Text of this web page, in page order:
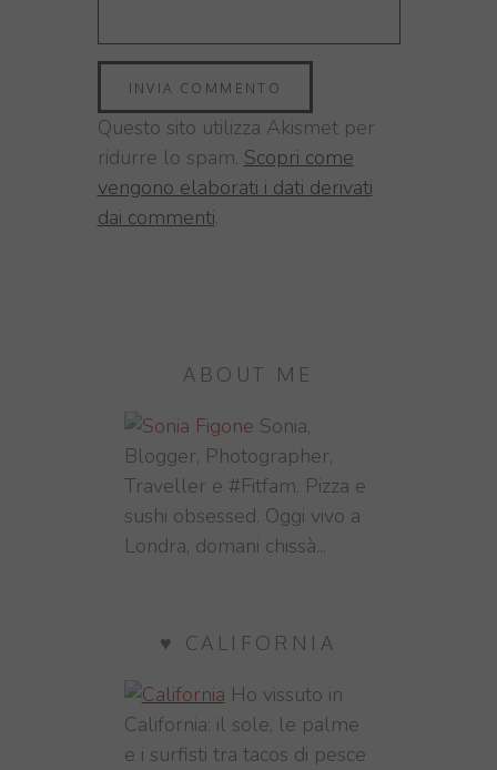
Questo sito utilizza Akismet per
ridurre lo spam. Scopri come
vengono elaborati i dati derivati
dai commenti.
ABOUT ME
Sonia,
Blogger, Photographer,
Traveller e #Fitfam. Pizza e
sushi obsessed. Oggi vivo a
Londra, domani chissà...
♥ CALIFORNIA
Ho vissuto in
California: il sole, le palme
e i surfisti tra tacos di pesce